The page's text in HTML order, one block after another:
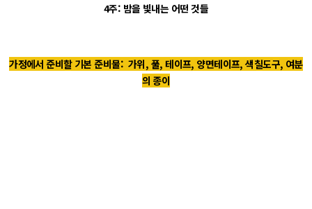
4주: 밤을 빛내는 어떤 것들
가정에서 준비할 기본 준비물: 가위, 풀, 테이프, 양면테이프, 색칠도구, 여분
의 종이